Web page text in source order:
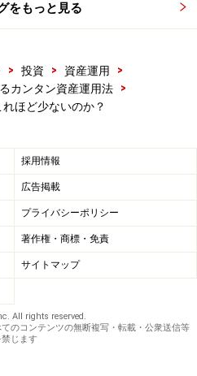
をもっと見る
> 投資 > 資産運用
>
カンタン資産運用法
>
ほど少ないのか？
採用情報
広告掲載
プライバシーポリシー
著作権・商標・免責
サイトマップ
All rights reserved.
のコンテンツの無断複写・転載・公衆送信等
禁じます